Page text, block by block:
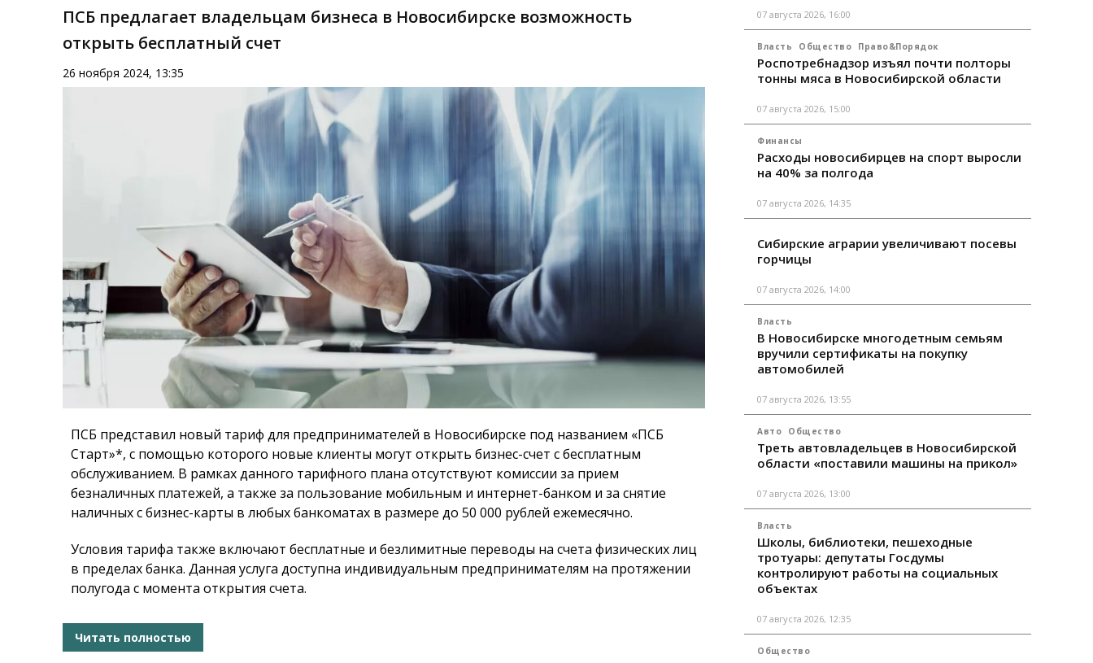
ПСБ предлагает владельцам бизнеса в Новосибирске возможность
открыть бесплатный счет
26 ноября 2024, 13:35
ПСБ представил новый тариф для предпринимателей в Новосибирске под названием «ПСБ
Старт»*, с помощью которого новые клиенты могут открыть бизнес-счет с бесплатным
обслуживанием. В рамках данного тарифного плана отсутствуют комиссии за прием
безналичных платежей, а также за пользование мобильным и интернет-банком и за снятие
наличных с бизнес-карты в любых банкоматах в размере до 50 000 рублей ежемесячно.
Условия тарифа также включают бесплатные и безлимитные переводы на счета физических лиц
в пределах банка. Данная услуга доступна индивидуальным предпринимателям на протяжении
полугода с момента открытия счета.
Читать полностью
07 августа 2026, 16:00
Власть Общество Право&Порядок
Роспотребнадзор изъял почти полторы
тонны мяса в Новосибирской области
07 августа 2026, 15:00
Финансы
Расходы новосибирцев на спорт выросли
на 40% за полгода
07 августа 2026, 14:35
Сибирские аграрии увеличивают посевы
горчицы
07 августа 2026, 14:00
Власть
В Новосибирске многодетным семьям
вручили сертификаты на покупку
автомобилей
07 августа 2026, 13:55
Авто Общество
Треть автовладельцев в Новосибирской
области «поставили машины на прикол»
07 августа 2026, 13:00
Власть
Школы, библиотеки, пешеходные
тротуары: депутаты Госдумы
контролируют работы на социальных
объектах
07 августа 2026, 12:35
Общество